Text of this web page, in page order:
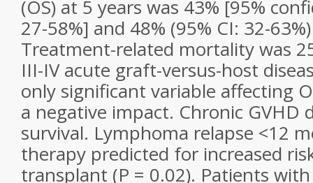
(OS) at 5 years was 43% [95%
27-58%] and 48% (95% CI: 32-
Treatment-related mortality was
III-IV acute graft-versus-host
only significant variable affecting
a negative impact. Chronic GVHD
survival. Lymphoma relapse <12
therapy predicted for increased
transplant (P = 0.02). Patients